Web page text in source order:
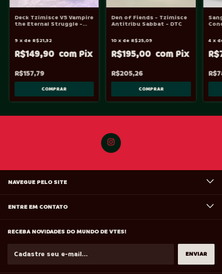
Deck Tzimisce V5 Vampire
the Eternal Struggle -
R$157,79
R$149,90
9 x de R$21,32
Den of Fiends - Tzimisce
Antitribu Sabbat - DTC
R$205,26
R$195,00
10 x de R$25,09 4 x
NAVEGUE PELO SITE
ENTRE EM CONTATO
RECEBA NOVIDADES DO MUNDO DE VTES!